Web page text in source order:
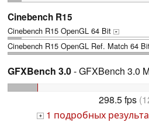
Cinebench R15
Cinebench R15 OpenGL 64 Bit +
Cinebench R15 OpenGL Ref. Match 64
GFXBench 3.0- GFXBench 3.0
298.5 fps
+ 1 подробных